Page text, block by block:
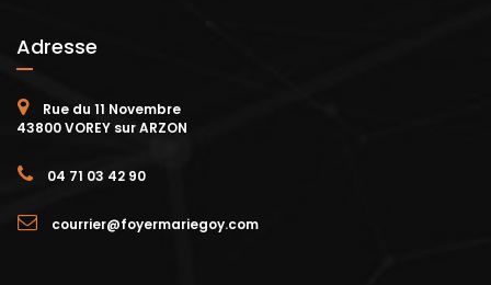
Adresse
Rue du 11 Novembre
43800 VOREY sur ARZON
04 71 03 42 90
courrier@foyermariegoy.com